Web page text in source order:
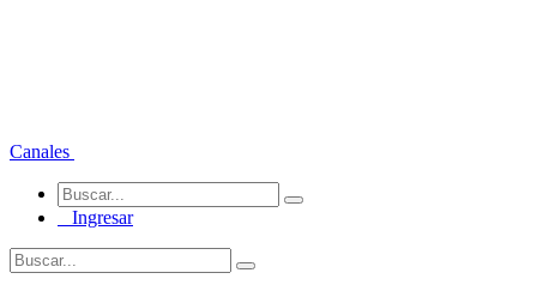
Canales
Ingresar